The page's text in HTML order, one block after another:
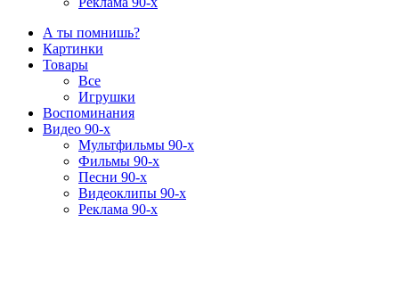
А ты помнишь?
Картинки
Товары
Все
Игрушки
Воспоминания
Видео 90-х
Мультфильмы 90-х
Фильмы 90-х
Песни 90-х
Видеоклипы 90-х
Реклама 90-х